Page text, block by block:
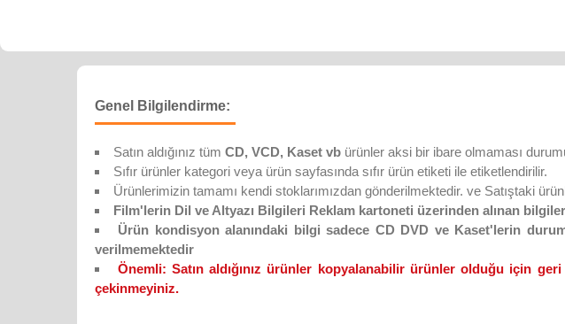
Genel Bilgilendirme:
Satın aldığınız tüm CD, VCD, Kaset vb ürünler aksi bir ibare olmaması
Sıfır ürünler kategori veya ürün sayfasında sıfır ürün etiketi ile etiketlendirilir.
Ürünlerimizin tamamı kendi stoklarımızdan gönderilmektedir. ve Satıştaki
Film'lerin Dil ve Altyazı Bilgileri Reklam kartoneti üzerinden alınan
Ürün kondisyon alanındaki bilgi sadece CD DVD ve Kaset'lerin
verilmemektedir
Önemli: Satın aldığınız ürünler kopyalanabilir ürünler olduğu için
çekinmeyiniz.